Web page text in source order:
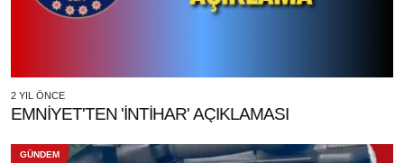
2 YIL ÖNCE
EMNİYET'TEN 'İNTİHAR' AÇIKLAMASI
GÜNDEM